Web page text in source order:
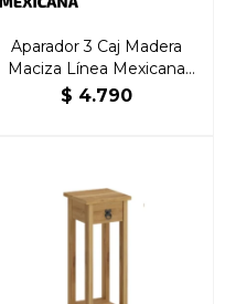
Aparador 3 Caj Madera
Maciza Línea Mexicana
Natural
$ 4.790